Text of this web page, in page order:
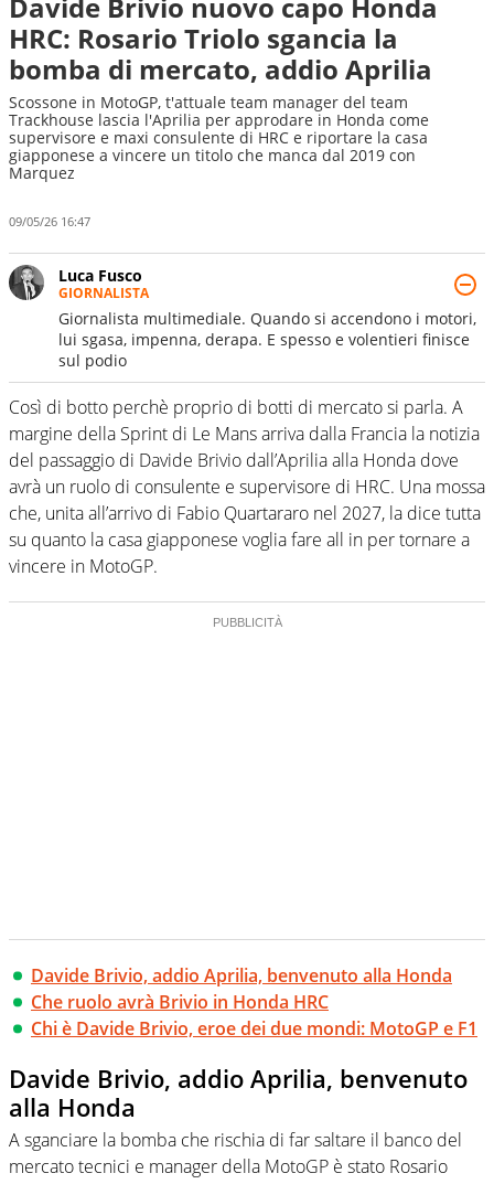
HRC: Rosario Triolo sgancia la
bomba di mercato, addio Aprilia
Scossone in MotoGP, t'attuale team manager del team
Trackhouse lascia l'Aprilia per approdare in Honda come
supervisore e maxi consulente di HRC e riportare la casa
giapponese a vincere un titolo che manca dal 2019 con
Marquez
09/05/26 16:47
Luca Fusco
GIORNALISTA
Giornalista multimediale. Quando si accendono i motori,
lui sgasa, impenna, derapa. E spesso e volentieri finisce
sul podio
Così di botto perchè proprio di botti di mercato si parla. A
margine della Sprint di Le Mans arriva dalla Francia la notizia
del passaggio di Davide Brivio dall’Aprilia alla Honda dove
avrà un ruolo di consulente e supervisore di HRC. Una mossa
che, unita all’arrivo di Fabio Quartararo nel 2027, la dice tutta
su quanto la casa giapponese voglia fare all in per tornare a
vincere in MotoGP.
Davide Brivio, addio Aprilia, benvenuto alla Honda
Che ruolo avrà Brivio in Honda HRC
Chi è Davide Brivio, eroe dei due mondi: MotoGP e F1
Davide Brivio, addio Aprilia, benvenuto
alla Honda
A sganciare la bomba che rischia di far saltare il banco del
mercato tecnici e manager della MotoGP è stato Rosario